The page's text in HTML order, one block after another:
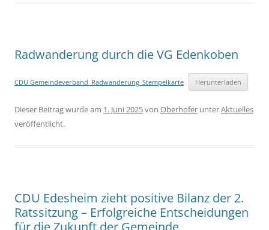
Radwanderung durch die VG Edenkoben
CDU Gemeindeverband_Radwanderung_Stempelkarte Herunterladen
Dieser Beitrag wurde am 1. Juni 2025von Oberhofer unterAktuelles
veröffentlicht.
CDU Edesheim zieht positive Bilanz der 2.
Ratssitzung – Erfolgreiche Entscheidungen